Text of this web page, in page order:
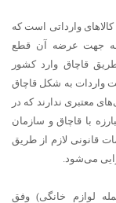
وارداتی است که
جهت عرضه آن قطع
قاچاق وارد کشور
واردات به شکل قاچاق
معتبری ندارند که در
با قاچاق و سازمان
قانونی لازم از طریق
می‌شود.
لوازم خانگی) وفق